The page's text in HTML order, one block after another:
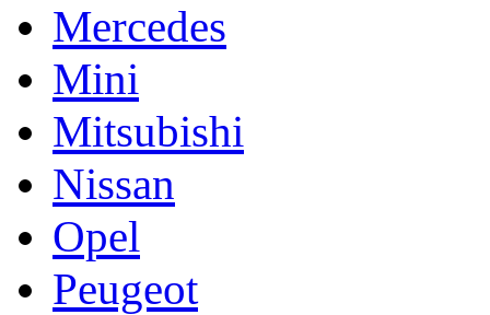
Mercedes
Mini
Mitsubishi
Nissan
Opel
Peugeot